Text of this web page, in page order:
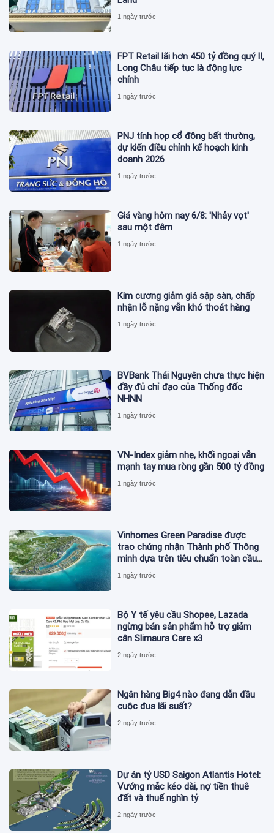
1 ngày trước
FPT Retail lãi hơn 450 tỷ đồng quý II,
Long Châu tiếp tục là động lực
chính
1 ngày trước
PNJ tính họp cổ đông bất thường,
dự kiến điều chỉnh kế hoạch kinh
doanh 2026
1 ngày trước
Giá vàng hôm nay 6/8: 'Nhảy vọt'
sau một đêm
1 ngày trước
Kim cương giảm giá sập sàn, chấp
nhận lỗ nặng vẫn khó thoát hàng
1 ngày trước
BVBank Thái Nguyên chưa thực hiện
đầy đủ chỉ đạo của Thống đốc
NHNN
1 ngày trước
VN-Index giảm nhẹ, khối ngoại vẫn
mạnh tay mua ròng gần 500 tỷ đồng
1 ngày trước
Vinhomes Green Paradise được
trao chứng nhận Thành phố Thông
minh dựa trên tiêu chuẩn toàn cầu
ISO 37122
1 ngày trước
Bộ Y tế yêu cầu Shopee, Lazada
ngừng bán sản phẩm hỗ trợ giảm
cân Slimaura Care x3
2 ngày trước
Ngân hàng Big4 nào đang dẫn đầu
cuộc đua lãi suất?
2 ngày trước
Dự án tỷ USD Saigon Atlantis Hotel:
Vướng mắc kéo dài, nợ tiền thuê
đất và thuế nghìn tỷ
2 ngày trước